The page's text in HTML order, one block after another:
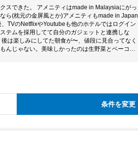
スできた。 アメニティはmade in Malaysiaにがっ
ら(枕元の金屏風とか)アメニティもmade in Japan
TVのNetflixやYoutubeも他のホテルではログイン
テムを採用してて自分のガジェットと連携しな
は楽しみにしてた朝食が〜、値段に見合ってなく
んじゃない。美味しかったのは生野菜とベーコン
条件を変更